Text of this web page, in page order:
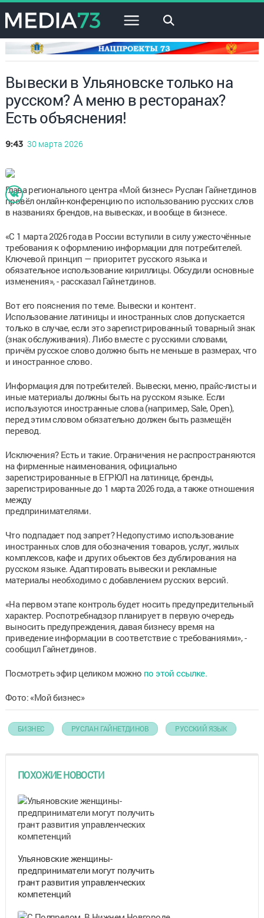
×
Вывески в Ульяновске только на
русском? А меню в ресторанах?
Есть объяснения!
9:43 30 марта 2026
Глава регионального центра «Мой бизнес» Руслан Гайнетдинов
провёл онлайн-конференцию по использованию русских слов
в названиях брендов, на вывесках, и вообще в бизнесе.
«С 1 марта 2026 года в России вступили в силу ужесточённые
требования к оформлению информации для потребителей.
Ключевой принцип — приоритет русского языка и
обязательное использование кириллицы. Обсудили основные
изменения», - рассказал Гайнетдинов.
Вот его пояснения по теме. Вывески и контент.
Использование латиницы и иностранных слов допускается
только в случае, если это зарегистрированный товарный знак
(знак обслуживания). Либо вместе с русскими словами,
причём русское слово должно быть не меньше в размерах, что
и иностранное слово.
Информация для потребителей. Вывески, меню, прайс-листы и
иные материалы должны быть на русском языке. Если
используются иностранные слова (например, Sale, Open),
перед этим словом обязательно должен быть размещён
перевод.
Исключения? Есть и такие. Ограничения не распространяются
на фирменные наименования, официально
зарегистрированные в ЕГРЮЛ на латинице, бренды,
зарегистрированные до 1 марта 2026 года, а также отношения
между
предпринимателями.
Что подпадает под запрет? Недопустимо использование
иностранных слов для обозначения товаров, услуг, жилых
комплексов, кафе и других объектов без дублирования на
русском языке. Адаптировать вывески и рекламные
материалы необходимо с добавлением русских версий.
«На первом этапе контроль будет носить предупредительный
характер. Роспотребнадзор планирует в первую очередь
выносить предупреждения, давая бизнесу время на
приведение информации в соответствие с требованиями», -
сообщил Гайнетдинов.
Посмотреть эфир целиком можно по этой ссылке.
Фото: «Мой бизнес»
БИЗНЕС РУСЛАН ГАЙНЕТДИНОВ РУССКИЙ ЯЗЫК
ПОХОЖИЕ НОВОСТИ
Ульяновские женщины-
предприниматели могут получить
грант развития управленческих
компетенций